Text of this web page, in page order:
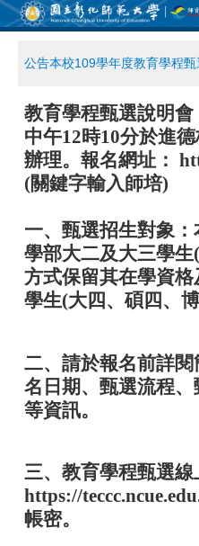
跳
到
公告本校109學年度教育學程
教育學程甄選說明會
中午12時10分於進
辦理。報名網址：
(關鍵字輸入師培)
一、甄選招生對象
學部大二及大三學
方式保留其在學資
學生(大四、碩四、
二、請於報名前詳
名日期、甄選流程、
等資訊。
三、教育學程甄選線
https://
帳密。